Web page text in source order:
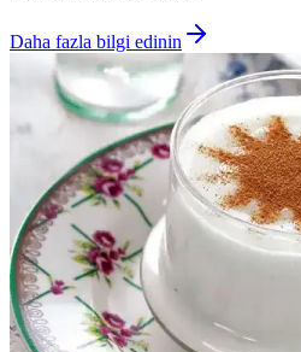
Daha fazla bilgi edinin